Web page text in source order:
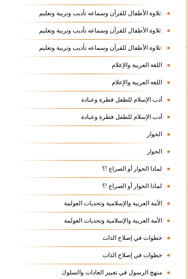
تلاوة الأطفال للقرآن وسماعه تأديب وتربية وتعليم: ●
تلاوة الأطفال للقرآن وسماعه تأديب وتربية وتعليم: ●
تلاوة الأطفال للقرآن وسماعه تأديب وتربية وتعليم: ●
اللغة العربية والإعلام ●
اللغة العربية والإعلام ●
أدب الإسلام للطفل فطرة وعبادة ●
أدب الإسلام للطفل فطرة وعبادة ●
الحوار ●
الحوار ●
لماذا الحوار أو الصراع !؟ ●
لماذا الحوار أو الصراع !؟ ●
الأمة العربية والإسلامية وتحديات العولمة ●
الأمة العربية والإسلامية وتحديات العولمة ●
خطوات في إصلاح الذات ●
خطوات في إصلاح الذات ●
منهج الرسول في تغيير العادات والسلوك ●